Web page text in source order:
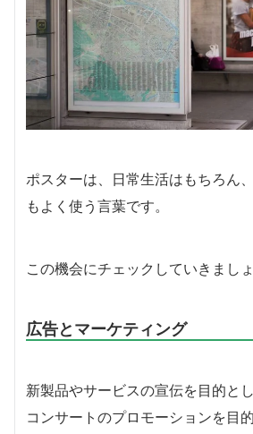
ポスターは、日常生活はもちろん
もよく使う言葉です。
この機会にチェックしていきましょ
広告とマーケティング
新製品やサービスの宣伝を目的と
コンサートのプロモーションを目